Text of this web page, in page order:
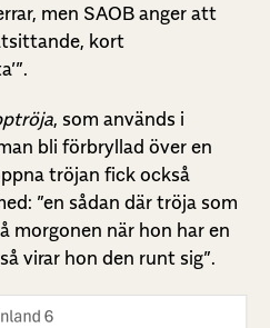
men SAOB anger att
kort
, som används i
bli förbryllad över en
tröjan fick också
”en sådan där tröja som
morgonen när hon har en
virar hon den runt sig”.